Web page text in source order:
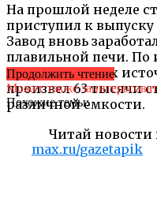
На прошлой неделе
приступил к
Завод вновь
плавильной печи.
из независимых
произвел 63 тысячи
различной емкости.
Читай новости
max.ru/gazetapik
Продолжить чтение
Может также
Похожие темы: